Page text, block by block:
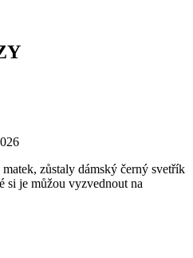
zůstaly dámský černý svetřík
si je můžou vyzvednout na